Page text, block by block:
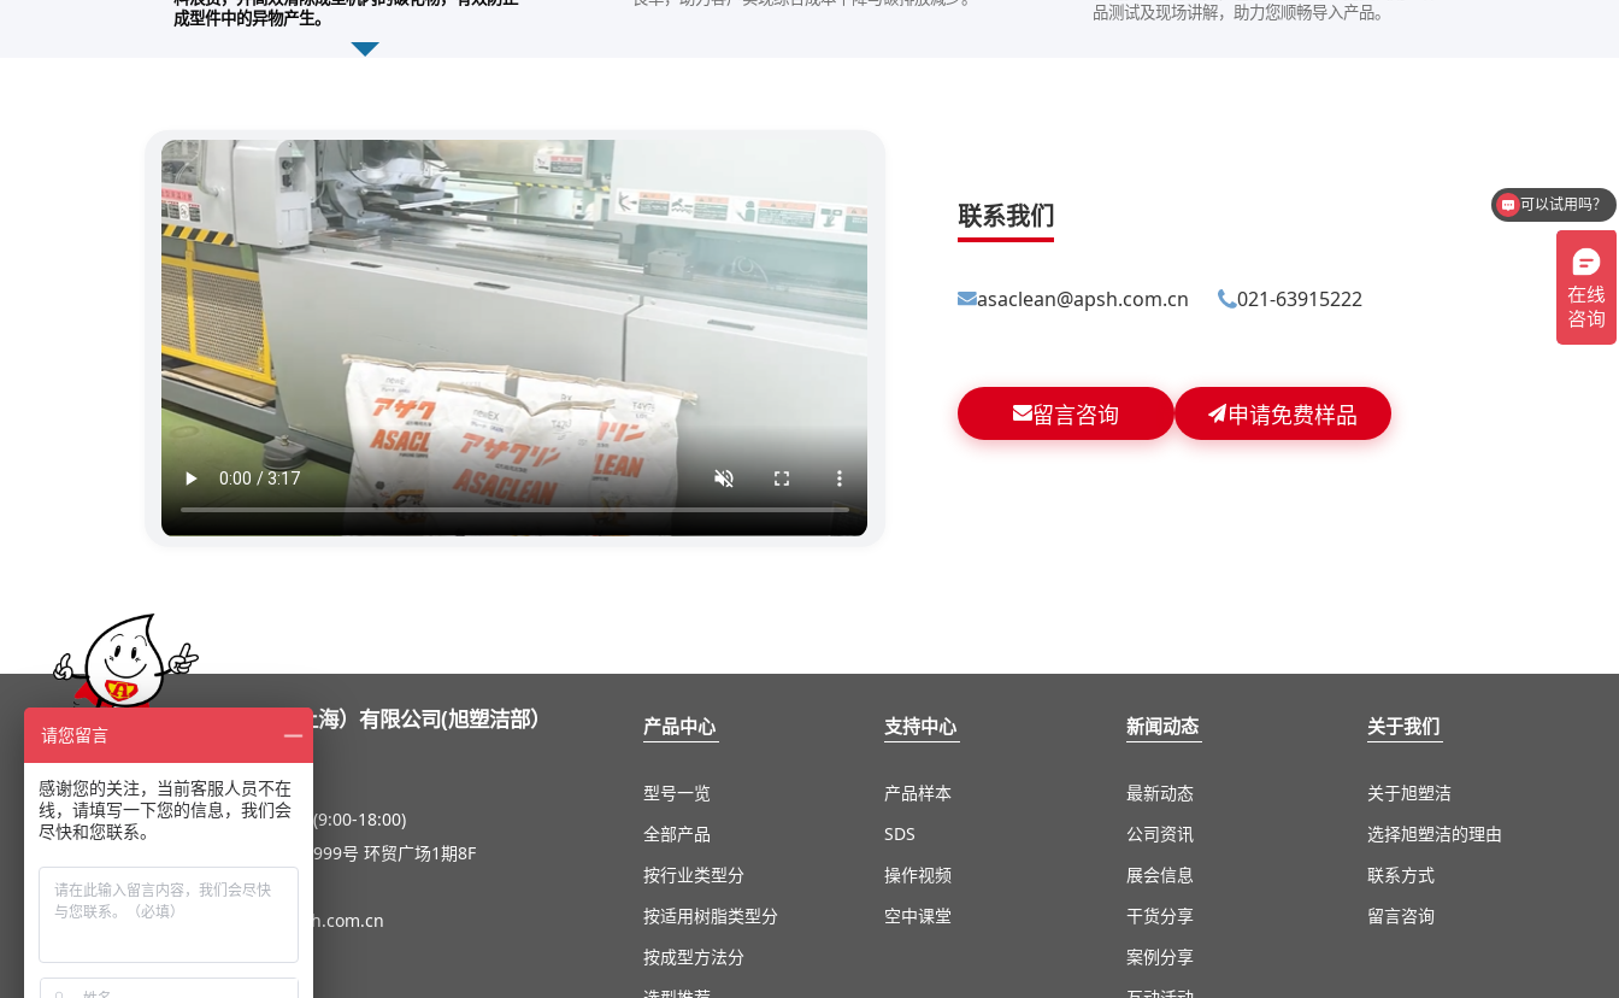
成型件中的异物产生。
品测试及现场讲解，助力您顺畅导入产品。
联系我们
asaclean@apsh.com.cn 021-63915222
留言咨询 申请免费样品
旭化成塑料（上海）有限公司(旭塑洁部）
工作时间：周一到周五(9:00-18:00)
地址：上海市淮海中路999号 环贸广场1期8F
电话：021-63915222
邮箱：asaclean@apsh.com.cn
产品中心
型号一览
全部产品
按行业类型分
按适用树脂类型分
按成型方法分
支持中心
产品样本
SDS
操作视频
空中课堂
新闻动态
最新动态
公司资讯
展会信息
干货分享
案例分享
关于我们
关于旭塑洁
选择旭塑洁的理由
联系方式
留言咨询
可以试用吗？
请您留言
感谢您的关注，当前客服人员不在
线，请填写一下您的信息，我们会
尽快和您联系。